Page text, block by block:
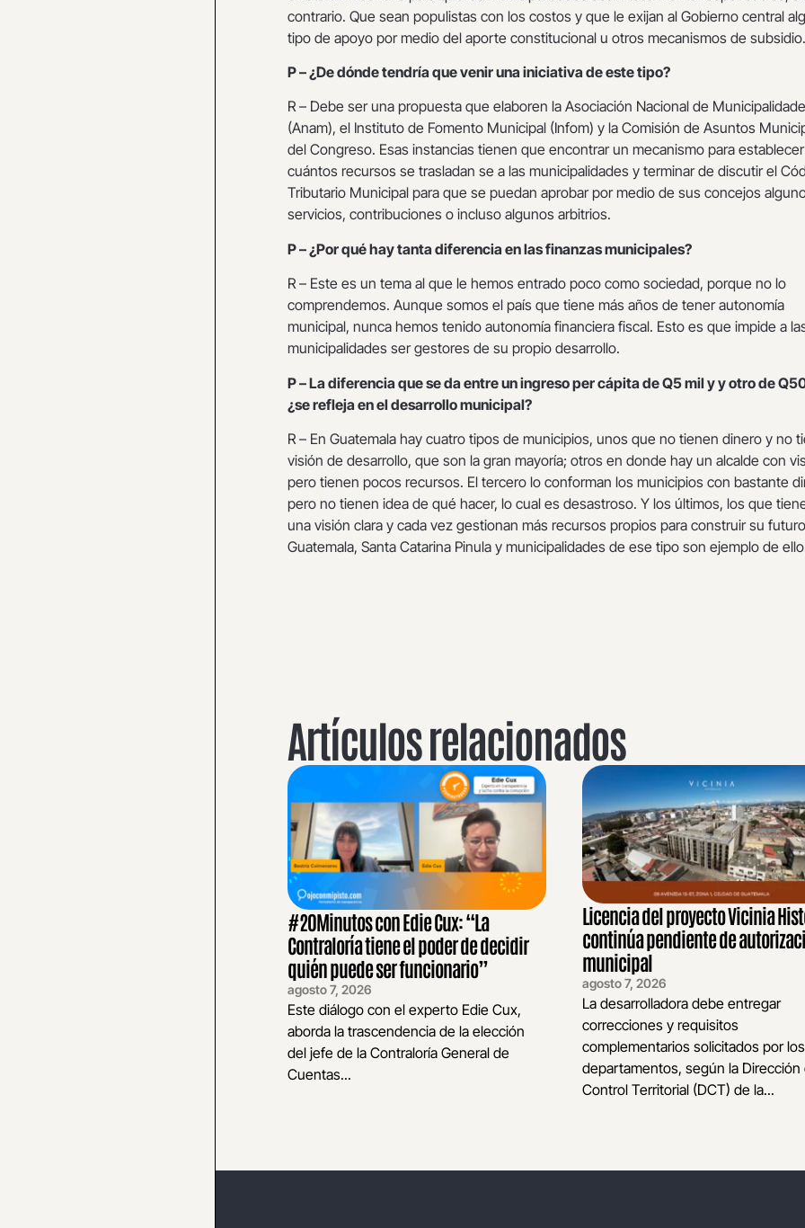
contrario. Que sean populistas con los costos y que le exijan al Gobierno central
tipo de apoyo por medio del aporte constitucional u otros mecanismos de subsidio.
P – ¿De dónde tendría que venir una iniciativa de este tipo?
R – Debe ser una propuesta que elaboren la Asociación Nacional de
(Anam), el Instituto de Fomento Municipal (Infom) y la Comisión de Asuntos
del Congreso. Esas instancias tienen que encontrar un mecanismo para establecer
cuántos recursos se trasladan se a las municipalidades y terminar de discutir el
Tributario Municipal para que se puedan aprobar por medio de sus concejos
servicios, contribuciones o incluso algunos arbitrios.
P – ¿Por qué hay tanta diferencia en las finanzas municipales?
R – Este es un tema al que le hemos entrado poco como sociedad, porque no lo
comprendemos. Aunque somos el país que tiene más años de tener autonomía
municipal, nunca hemos tenido autonomía financiera fiscal. Esto es que impide a
municipalidades ser gestores de su propio desarrollo.
P – La diferencia que se da entre un ingreso per cápita de Q5 mil y y otro de
¿se refleja en el desarrollo municipal?
R – En Guatemala hay cuatro tipos de municipios, unos que no tienen dinero y no
visión de desarrollo, que son la gran mayoría; otros en donde hay un alcalde con
pero tienen pocos recursos. El tercero lo conforman los municipios con bastante
pero no tienen idea de qué hacer, lo cual es desastroso. Y los últimos, los que
una visión clara y cada vez gestionan más recursos propios para construir su
Guatemala, Santa Catarina Pinula y municipalidades de ese tipo son ejemplo de
Artículos relacionados
#20Minutos con Edie Cux: “La
Contraloría tiene el poder de decidir
quién puede ser funcionario”
agosto 7, 2026
Este diálogo con el experto Edie Cux,
aborda la trascendencia de la elección
del jefe de la Contraloría General de
Cuentas...
Licencia del proyecto Vicinia
continúa pendiente de
municipal
agosto 7, 2026
La desarrolladora debe entregar
correcciones y requisitos
complementarios solicitados por los
departamentos, según la Dirección
Control Territorial (DCT) de la...